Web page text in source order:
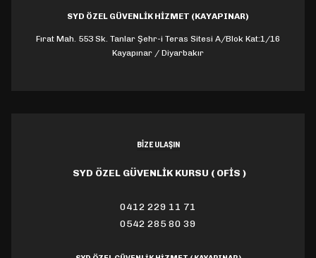
SYD ÖZEL GÜVENLİK HİZMET (KAYAPINAR)
Fırat Mah. 553 Sk. Tanlar Şehr-i Teras Sitesi A/Blok Kat:1/16
Kayapınar / Diyarbakır
BİZE ULAŞIN
SYD ÖZEL GÜVENLİK KURSU ( OFİS )
0412 229 11 71
0542 285 80 39